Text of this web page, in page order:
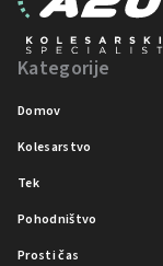
Kategorije
Domov
Kolesarstvo
Tek
Pohodništvo
Prosti čas